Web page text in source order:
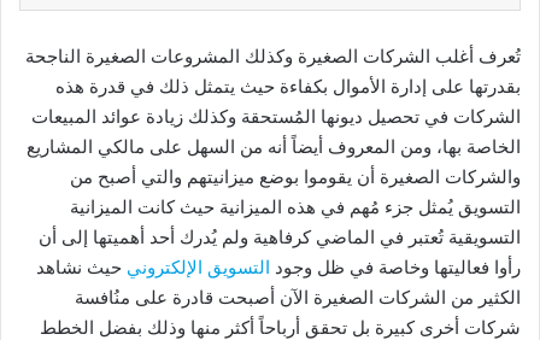
تُعرف أغلب الشركات الصغيرة وكذلك المشروعات الصغيرة الناجحة
بقدرتها على إدارة الأموال بكفاءة حيث يتمثل ذلك في قدرة هذه
الشركات في تحصيل ديونها المُستحقة وكذلك زيادة عوائد المبيعات
الخاصة بها، ومن المعروف أيضاً أنه من السهل على مالكي المشاريع
والشركات الصغيرة أن يقوموا بوضع ميزانيتهم والتي أصبح من
التسويق يُمثل جزء مُهم في هذه الميزانية حيث كانت الميزانية
التسويقية تُعتبر في الماضي كرفاهية ولم يُدرك أحد أهميتها إلى أن
رأوا فعاليتها وخاصة في ظل وجود التسويق الإلكتروني حيث نشاهد
الكثير من الشركات الصغيرة الآن أصبحت قادرة على منُافسة
شركات أخرى كبيرة بل تحقق أرباحاً أكثر منها وذلك بفضل الخطط